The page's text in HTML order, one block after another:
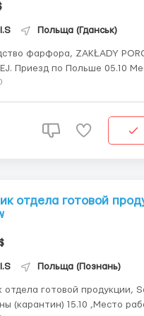
Польща (Гданськ)
фарфора, ZAKŁADY
по Польше 05.10 Место работы —
45 лет Виза от 3
производственным опе...
отдела готовой
Польща (Познань)
отдела готовой продукции,
15.10 ,Место работы — город